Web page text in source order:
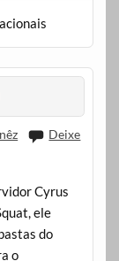
Deixe
Cyrus
ele
do
o